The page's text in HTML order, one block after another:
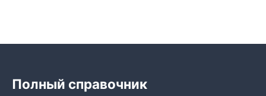
Полный справочник